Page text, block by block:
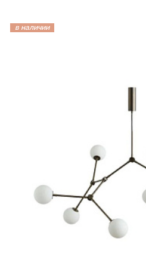
в наличии